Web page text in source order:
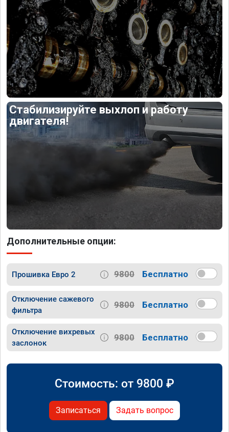
Стабилизируйте выхлоп и работу
двигателя!
Дополнительные опции:
Прошивка Евро 2 9800 Бесплатно
Отключение сажевого
фильтра
9800 Бесплатно
Отключение вихревых
заслонок
9800 Бесплатно
Стоимость: от 9800 ₽
Записаться Задать вопрос